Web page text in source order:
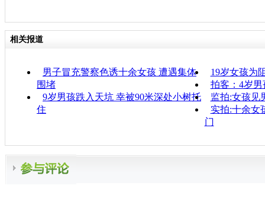
相关报道
男子冒充警察色诱十余女孩 遭遇集体
围堵
19岁女孩为
拍客：4岁
9岁男孩跌入天坑 幸被90米深处小树托
住
监拍:女孩见
实拍:十余女
门